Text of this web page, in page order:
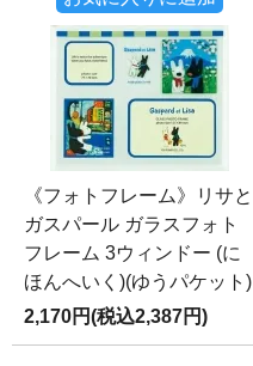
《フォトフレーム》リサと
ガスパール ガラスフォト
フレーム 3ウィンドー (に
ほんへいく)(ゆうパケット)
2,170円(税込2,387円)